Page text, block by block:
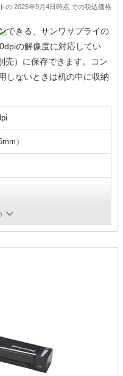
の 2025年9月4日時点 での税込価格
できる、サンワサプライの
の解像度に対応してい
売）に保存できます。コン
しないときは机の中に収納
）